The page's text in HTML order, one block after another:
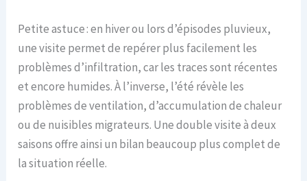
Petite astuce : en hiver ou lors d’épisodes pluvieux,
une visite permet de repérer plus facilement les
problèmes d’infiltration, car les traces sont récentes
et encore humides. À l’inverse, l’été révèle les
problèmes de ventilation, d’accumulation de chaleur
ou de nuisibles migrateurs. Une double visite à deux
saisons offre ainsi un bilan beaucoup plus complet de
la situation réelle.